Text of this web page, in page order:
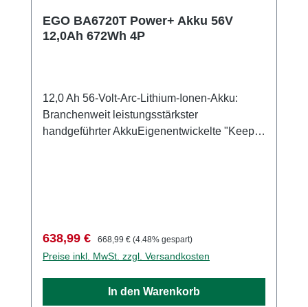
EGO BA6720T Power+ Akku 56V
12,0Ah 672Wh 4P
12,0 Ah 56-Volt-Arc-Lithium-Ionen-Akku:
Branchenweit leistungsstärkster
handgeführter AkkuEigenentwickelte "Keep
vorhanden istKompatibel zu allen EGO
Power+ Gartenwerkzeugen
Verkaufspreis:
638,99 € Regulärer Preis:
668,99 € (4.48% gespart)
Preise inkl. MwSt. zzgl. Versandkosten
In den Warenkorb